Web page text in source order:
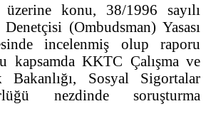
üzerine konu, 38/1996 sayılı
(Ombudsman) Yasası
incelenmiş olup raporu
kapsamda KKTC Çalışma ve
Bakanlığı, Sosyal Sigortalar
nezdinde soruşturma